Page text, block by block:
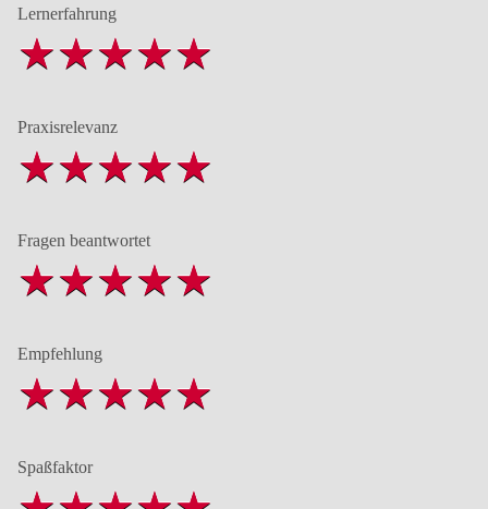
Lernerfahrung
Praxisrelevanz
Fragen beantwortet
Empfehlung
Spaßfaktor